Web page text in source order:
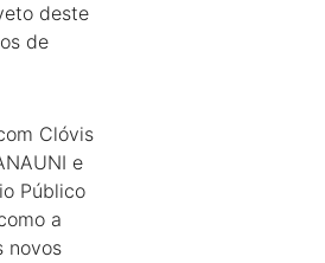
deste
de
Clóvis
e
Público
a
novos